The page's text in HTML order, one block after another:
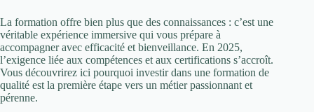
La formation offre bien plus que des connaissances : c’est une
véritable expérience immersive qui vous prépare à
accompagner avec efficacité et bienveillance. En 2025,
l’exigence liée aux compétences et aux certifications s’accroît.
Vous découvrirez ici pourquoi investir dans une formation de
qualité est la première étape vers un métier passionnant et
pérenne.